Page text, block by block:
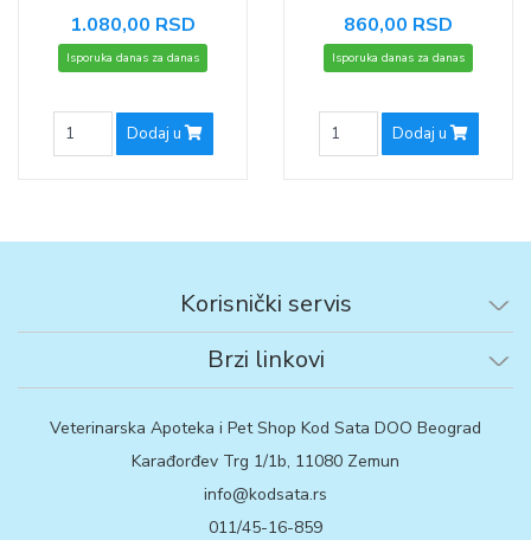
1.080,00 RSD
Isporuka danas za danas
Dodaj u
860,00 RSD
Isporuka danas za danas
Dodaj u
Korisnički servis
Brzi linkovi
Veterinarska Apoteka i Pet Shop Kod Sata DOO Beograd
Karađorđev Trg 1/1b, 11080 Zemun
info@kodsata.rs
011/45-16-859